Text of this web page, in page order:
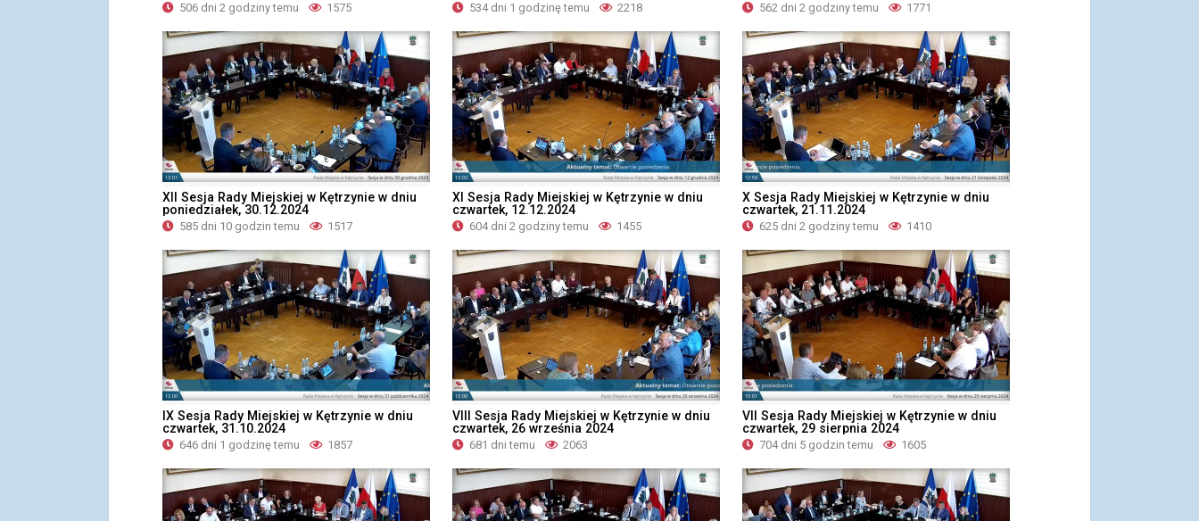
506 dni 2 godziny temu 1575 534 dni 1 godzinę temu 2218 562 dni 2 godziny temu 1771
XII Sesja Rady Miejskiej w Kętrzynie w dniu
poniedziałek, 30.12.2024
585 dni 10 godzin temu 1517
XI Sesja Rady Miejskiej w Kętrzynie w dniu
czwartek, 12.12.2024
604 dni 2 godziny temu 1455
X Sesja Rady Miejskiej w Kętrzynie w dniu
czwartek, 21.11.2024
625 dni 2 godziny temu 1410
IX Sesja Rady Miejskiej w Kętrzynie w dniu
czwartek, 31.10.2024
646 dni 1 godzinę temu 1857
VIII Sesja Rady Miejskiej w Kętrzynie w dniu
czwartek, 26 września 2024
681 dni temu 2063
VII Sesja Rady Miejskiej w Kętrzynie w dniu
czwartek, 29 sierpnia 2024
704 dni 5 godzin temu 1605